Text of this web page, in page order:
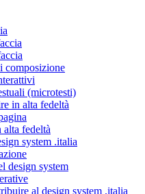
composizione
(microtesti)
in alta fedeltà
fedeltà
system .italia
design system
al design system .italia